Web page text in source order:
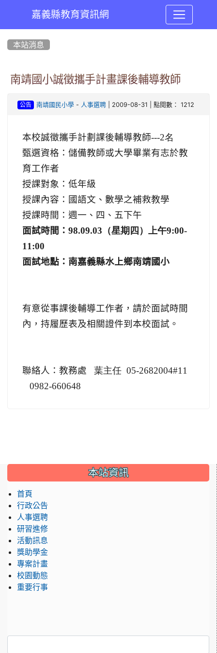
嘉義縣教育資訊網
本站消息
南靖國小誠徵攜手計畫課後輔導教師
公告 南靖國民小學- 人事選聘| 2009-08-31 | 點閱數： 1212
本校誠徵攜手計劃課後輔導教師---2名
甄選資格：儲備教師或大學畢業有志於教
育工作者
授課對象：低年級
授課內容：國語文、數學之補救教學
授課時間：週一、四、五下午
面試時間： 98.09.03（星期四）上午9:00-
11:00
面試地點：南嘉義縣水上鄉南靖國小
有意從事課後輔導工作者，請於面試時間
內，持履歷表及相關證件到本校面試。
聯絡人：教務處 葉主任 05-2682004#11
0982-660648
::: 本站資訊
首頁
行政公告
人事選聘
研習進修
活動訊息
獎助學金
專案計畫
校園動態
重要行事